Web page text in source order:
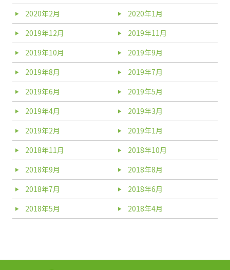
2020年2月
2020年1月
2019年12月
2019年11月
2019年10月
2019年9月
2019年8月
2019年7月
2019年6月
2019年5月
2019年4月
2019年3月
2019年2月
2019年1月
2018年11月
2018年10月
2018年9月
2018年8月
2018年7月
2018年6月
2018年5月
2018年4月